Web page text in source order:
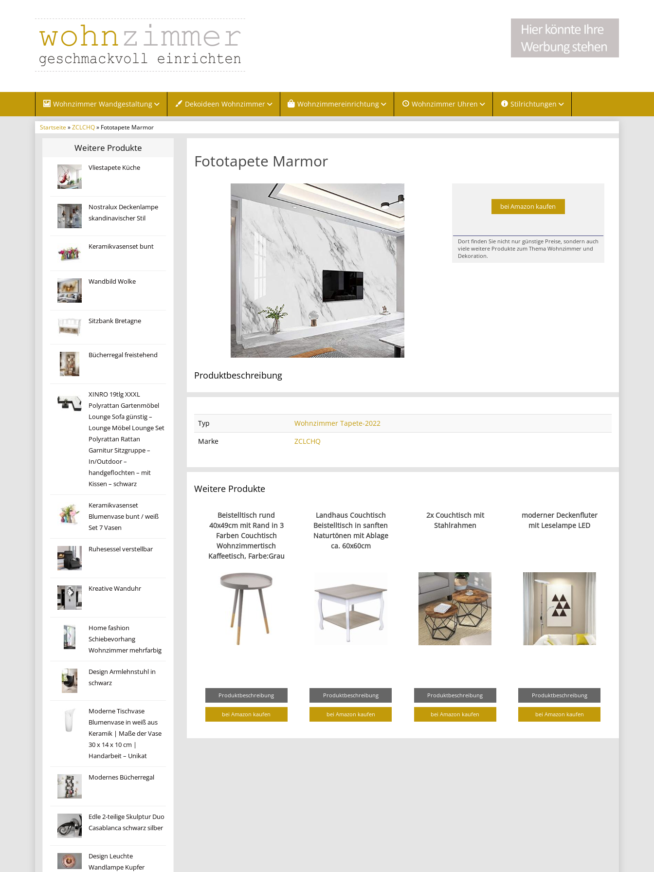
Wohnzimmer Wandgestaltung Dekoideen Wohnzimmer Wohnzimmereinrichtung Wohnzimmer Uhren Stilrichtungen
Startseite»ZCLCHQ» Fototapete Marmor
Weitere Produkte
Vliestapete Küche
Nostralux Deckenlampe
skandinavischer Stil
Keramikvasenset bunt
Wandbild Wolke
Sitzbank Bretagne
Bücherregal freistehend
XINRO 19tlg XXXL
Polyrattan Gartenmöbel
Lounge Sofa günstig –
Lounge Möbel Lounge Set
Polyrattan Rattan
Garnitur Sitzgruppe –
In/Outdoor –
handgeflochten – mit
Kissen – schwarz
Keramikvasenset
Blumenvase bunt / weiß
Set 7 Vasen
Ruhesessel verstellbar
Kreative Wanduhr
Home fashion
Schiebevorhang
Wohnzimmer mehrfarbig
Design Armlehnstuhl in
schwarz
Moderne Tischvase
Blumenvase in weiß aus
Keramik | Maße der Vase
30 x 14 x 10 cm |
Handarbeit – Unikat
Modernes Bücherregal
Edle 2-teilige Skulptur Duo
Casablanca schwarz silber
Design Leuchte
Wandlampe Kupfer
Fototapete Marmor
bei Amazon kaufen
Dort finden Sie nicht nur günstige Preise, sondern auch
viele weitere Produkte zum Thema Wohnzimmer und
Dekoration.
Produktbeschreibung
Typ
Wohnzimmer Tapete-2022
Marke
ZCLCHQ
Weitere Produkte
Beistelltisch rund
40x49cm mit Rand in 3
Farben Couchtisch
Wohnzimmertisch
Kaffeetisch, Farbe:Grau
Produktbeschreibung
bei Amazon kaufen
Landhaus Couchtisch
Beistelltisch in sanften
Naturtönen mit Ablage
ca. 60x60cm
Produktbeschreibung
bei Amazon kaufen
2x Couchtisch mit
Stahlrahmen
Produktbeschreibung
bei Amazon kaufen
moderner Deckenfluter
mit Leselampe LED
Produktbeschreibung
bei Amazon kaufen